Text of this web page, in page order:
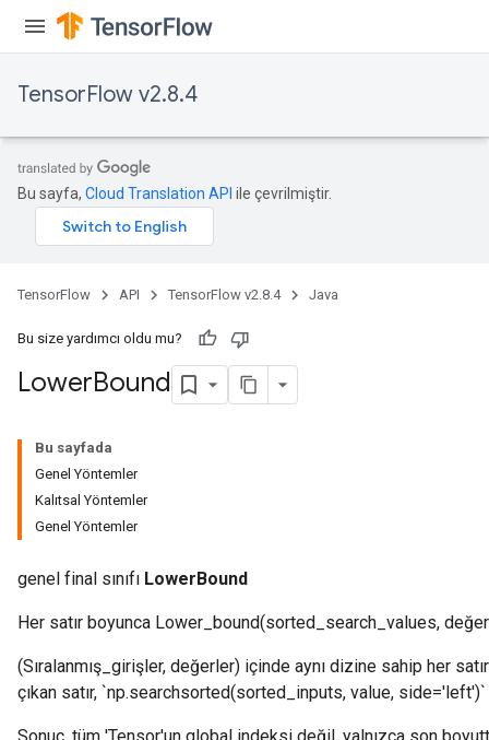
TensorFlow v2.8.4
Bu sayfa, Cloud Translation API ile çevrilmiştir.
TensorFlow API TensorFlow v2.8.4 Java
Bu size yardımcı oldu mu?
LowerBound
Bu sayfada
Genel Yöntemler
Kalıtsal Yöntemler
Genel Yöntemler
genel final sınıfı LowerBound
Her satır boyunca Lower_bound(sorted_search_values,
(Sıralanmış_girişler, değerler) içinde aynı dizine sahip her
çıkan satır, `np.searchsorted(sorted_inputs, value, side='left')`